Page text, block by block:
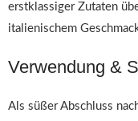
erstklassiger Zutaten
italienischem
Verwendung &
Als süßer Abschluss